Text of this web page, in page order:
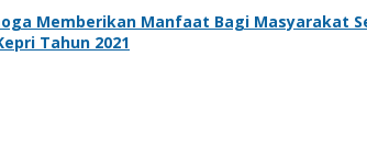
Memberikan Manfaat Bagi Masyarakat
Tahun 2021